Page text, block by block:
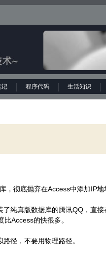
记 程序代码 生活知识
，彻底抛弃在Access中添加IP地
纯真版数据库的腾讯QQ，直
Access的快很多。
径，不要用物理路径。